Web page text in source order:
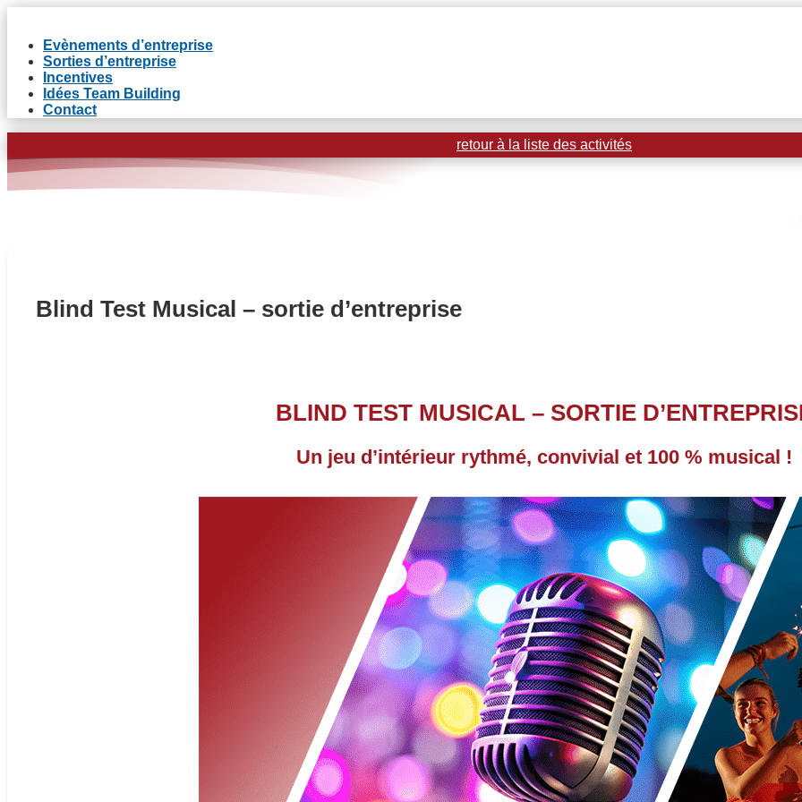
Evènements d’entreprise
Sorties d’entreprise
Incentives
Idées Team Building
Contact
retour à la liste des activités
Blind Test Musical – sortie d’entreprise
BLIND TEST MUSICAL – SORTIE
Un jeu d’intérieur rythmé, convivial et 100 % musical !